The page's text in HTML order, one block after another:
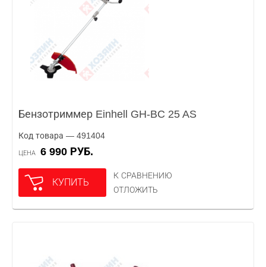
Бензотриммер Einhell GH-BC 25 AS
Код товара — 491404
ЦЕНА 6 990 РУБ.
КУПИТЬ
К СРАВНЕНИЮ
ОТЛОЖИТЬ